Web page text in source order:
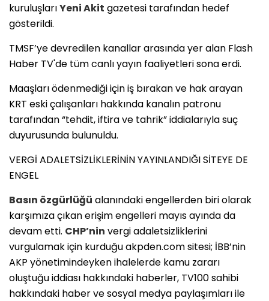
kuruluşlarıYeni Akit gazetesi tarafından hedef
gösterildi.
TMSF’ye devredilen kanallar arasında yer alan Flash
Haber TV'de tüm canlı yayın faaliyetleri sona erdi.
Maaşları ödenmediği için iş bırakan ve hak arayan
KRT eski çalışanları hakkında kanalın patronu
tarafından “tehdit, iftira ve tahrik” iddialarıyla suç
duyurusunda bulunuldu.
VERGİ ADALETSİZLİKLERİNİN YAYINLANDIĞI SİTEYE DE
ENGEL
Basın özgürlüğü alanındaki engellerden biri olarak
karşımıza çıkan erişim engelleri mayıs ayında da
devam etti. CHP’nin vergi adaletsizliklerini
vurgulamak için kurduğu akpden.com sitesi; İBB’nin
AKP yönetimindeyken ihalelerde kamu zararı
oluştuğu iddiası hakkındaki haberler, TV100 sahibi
hakkındaki haber ve sosyal medya paylaşımları ile